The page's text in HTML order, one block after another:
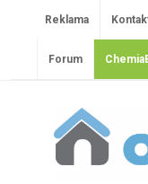
Reklama
Forum